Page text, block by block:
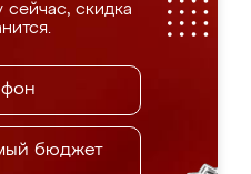
сейчас, скидка
бюджет